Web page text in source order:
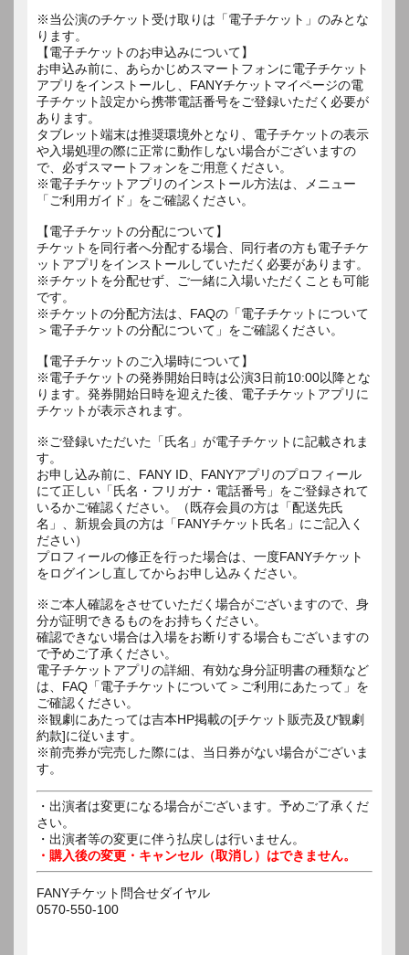
※当公演のチケット受け取りは「電子チケット」のみとな
ります。
【電子チケットのお申込みについて】
お申込み前に、あらかじめスマートフォンに電子チケット
アプリをインストールし、FANYチケットマイページの電
子チケット設定から携帯電話番号をご登録いただく必要が
あります。
タブレット端末は推奨環境外となり、電子チケットの表示
や入場処理の際に正常に動作しない場合がございますの
で、必ずスマートフォンをご用意ください。
※電子チケットアプリのインストール方法は、メニュー
「ご利用ガイド」をご確認ください。
【電子チケットの分配について】
チケットを同行者へ分配する場合、同行者の方も電子チケ
ットアプリをインストールしていただく必要があります。
※チケットを分配せず、ご一緒に入場いただくことも可能
です。
※チケットの分配方法は、FAQの「電子チケットについて
＞電子チケットの分配について」をご確認ください。
【電子チケットのご入場時について】
※電子チケットの発券開始日時は公演3日前10:00以降とな
ります。発券開始日時を迎えた後、電子チケットアプリに
チケットが表示されます。
※ご登録いただいた「氏名」が電子チケットに記載されま
す。
お申し込み前に、FANY ID、FANYアプリのプロフィール
にて正しい「氏名・フリガナ・電話番号」をご登録されて
いるかご確認ください。（既存会員の方は「配送先氏
名」、新規会員の方は「FANYチケット氏名」にご記入く
ださい）
プロフィールの修正を行った場合は、一度FANYチケット
をログインし直してからお申し込みください。
※ご本人確認をさせていただく場合がございますので、身
分が証明できるものをお持ちください。
確認できない場合は入場をお断りする場合もございますの
で予めご了承ください。
電子チケットアプリの詳細、有効な身分証明書の種類など
は、FAQ「電子チケットについて＞ご利用にあたって」を
ご確認ください。
※観劇にあたっては吉本HP掲載の[チケット販売及び観劇
約款]に従います。
※前売券が完売した際には、当日券がない場合がございま
す。
・出演者は変更になる場合がございます。予めご了承くだ
さい。
・出演者等の変更に伴う払戻しは行いません。
・購入後の変更・キャンセル（取消し）はできません。
FANYチケット問合せダイヤル
0570-550-100